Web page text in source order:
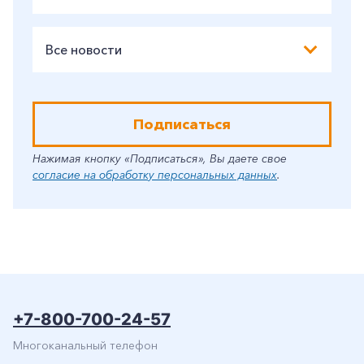
Все новости
Подписаться
Нажимая кнопку «Подписаться», Вы даете свое
согласие на обработку персональных данных.
+7-800-700-24-57
Многоканальный телефон